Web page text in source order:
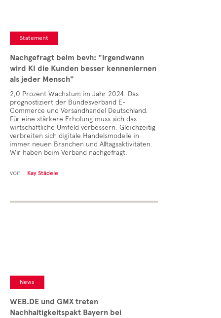
Statement
Nachgefragt beim bevh: "Irgendwann
wird KI die Kunden besser kennenlernen
als jeder Mensch"
2,0 Prozent Wachstum im Jahr 2024. Das
prognostiziert der Bundesverband E-
Commerce und Versandhandel Deutschland.
Für eine stärkere Erholung muss sich das
wirtschaftliche Umfeld verbessern. Gleichzeitig
verbreiten sich digitale Handelsmodelle in
immer neuen Branchen und Alltagsaktivitäten.
Wir haben beim Verband nachgefragt.
von Kay Städele
News
WEB.DE und GMX treten
Nachhaltigkeitspakt Bayern bei